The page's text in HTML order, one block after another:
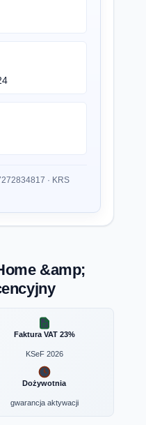
· KRS
&amp;
Faktura VAT 23%
KSeF 2026
Dożywotnia
gwarancja aktywacji